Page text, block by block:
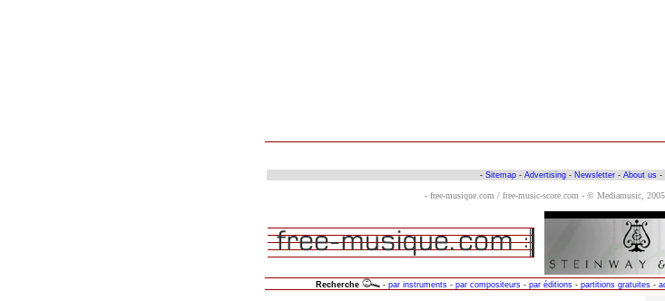
- Sitemap - Advertising - Newsletter - About us -
- free-musique.com / free-music-score.com - © Mediamusic,
Recherche - par instruments - par compositeurs - par éditions - partitions gratuites -